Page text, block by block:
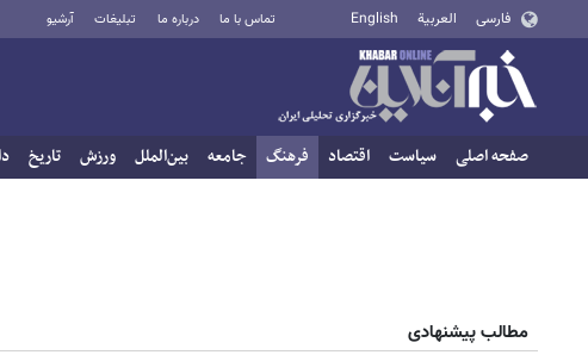
فارسی العربية English تماس با ما درباره ما تبلیغات آرشیو
صفحه اصلی سیاست اقتصاد فرهنگ جامعه بین‌الملل ورزش تاریخ
مطالب پیشنهادی